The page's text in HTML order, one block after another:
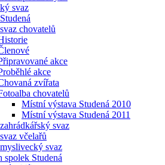
svaz
chovatelů
akce
akce
zvířata
chovatelů
Místní výstava Studená 2010
Místní výstava Studená 2011
svaz
včelařů
svaz
spolek Studená